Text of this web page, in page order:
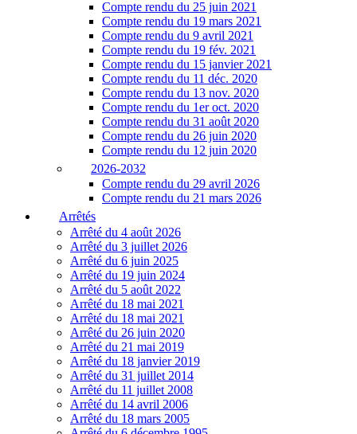
Compte rendu du 25 juin 2021
Compte rendu du 19 mars 2021
Compte rendu du 9 avril 2021
Compte rendu du 19 fév. 2021
Compte rendu du 15 janvier 2021
Compte rendu du 11 déc. 2020
Compte rendu du 13 nov. 2020
Compte rendu du 1er oct. 2020
Compte rendu du 31 août 2020
Compte rendu du 26 juin 2020
Compte rendu du 12 juin 2020
2026-2032
Compte rendu du 29 avril 2026
Compte rendu du 21 mars 2026
Arrêtés
Arrêté du 4 août 2026
Arrêté du 3 juillet 2026
Arrêté du 6 juin 2025
Arrêté du 19 juin 2024
Arrêté du 5 août 2022
Arrêté du 18 mai 2021
Arrêté du 18 mai 2021
Arrêté du 26 juin 2020
Arrêté du 21 mai 2019
Arrêté du 18 janvier 2019
Arrêté du 31 juillet 2014
Arrêté du 11 juillet 2008
Arrêté du 14 avril 2006
Arrêté du 18 mars 2005